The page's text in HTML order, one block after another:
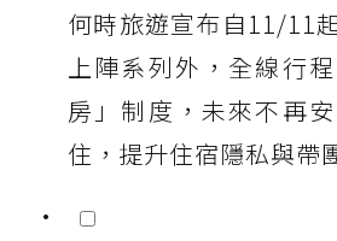
何時旅遊宣布自11/11
上陣系列外，全線行
房」制度，未來不再
住，提升住宿隱私與帶